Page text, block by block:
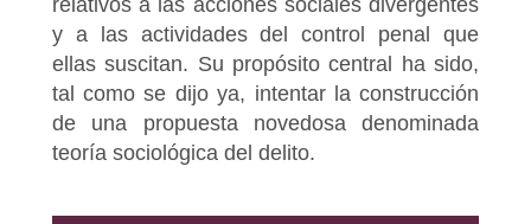
y a las actividades del control penal que
ellas suscitan. Su propósito central ha sido,
tal como se dijo ya, intentar la construcción
de una propuesta novedosa denominada
teoría sociológica del delito.